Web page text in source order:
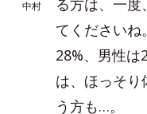
中村
る方は、一
てくださいね
28%、男性は
は、ほっそり
う方も…。